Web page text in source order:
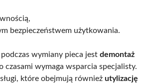
bezpieczeństwem użytkowania.
wymiany pieca jest demontaż
czasami wymaga wsparcia specjalisty.
które obejmują również utylizację